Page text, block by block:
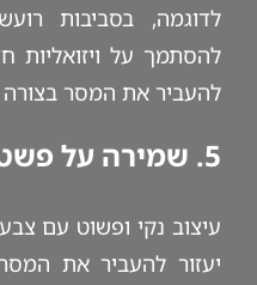
לדוגמה, בסביבות
להסתמך על ויזואליות
להעביר את המסר בצורה
5. שמירה על פשטות ועקביות
עיצוב נקי ופשוט עם
יעזור להעביר את